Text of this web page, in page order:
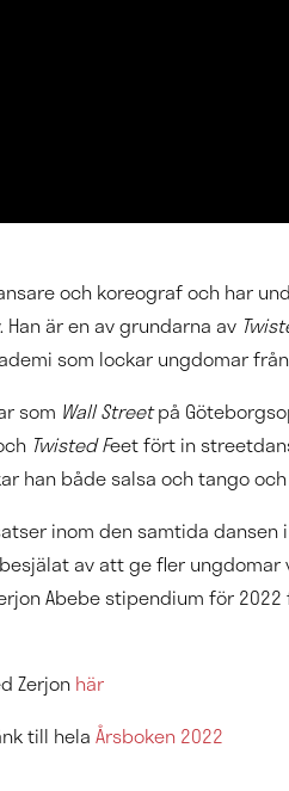
och koreograf och har
Han är en av grundarna av
som lockar ungdomar
som Wall Streetpå
Twisted Feet fört in
han både salsa och tango
inom den samtida
av att ge fler
Abebe stipendium för 2022
Zerjon här
till hela Årsboken 2022